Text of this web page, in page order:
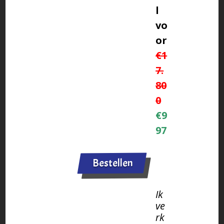
l
vo
or
€1
7.
80
0
€9
97
Bestellen
Ik
ve
rk